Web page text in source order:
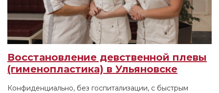
Восстановление девственной плевы
(гименопластика) в Ульяновске
Конфиденциально, без госпитализации, с быстрым